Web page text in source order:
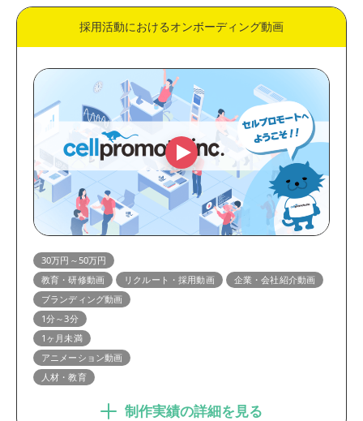
採用活動におけるオンボーディング動画
30万円～50万円
教育・研修動画
リクルート・採用動画
企業・会社紹介動画
ブランディング動画
1分～3分
1ヶ月未満
アニメーション動画
人材・教育
制作実績の詳細を見る